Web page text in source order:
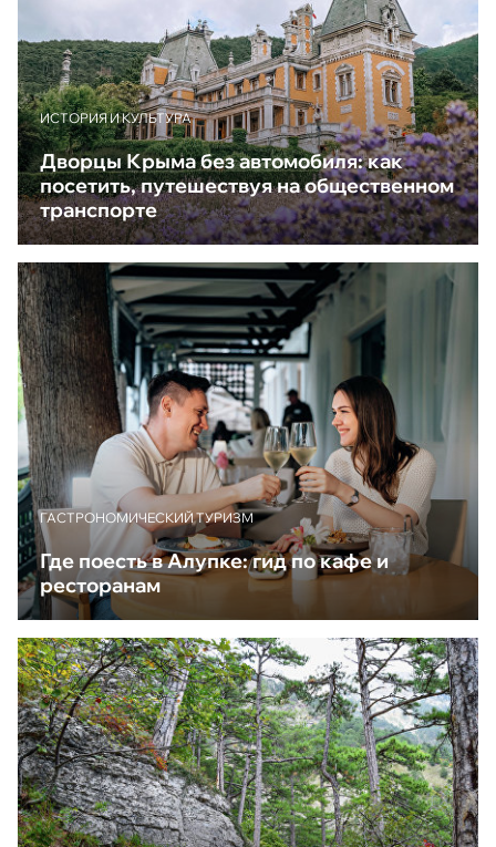
ИСТОРИЯ И КУЛЬТУРА
Дворцы Крыма без автомобиля: как
посетить, путешествуя на общественном
транспорте
ГАСТРОНОМИЧЕСКИЙ ТУРИЗМ
Где поесть в Алупке: гид по кафе и
ресторанам